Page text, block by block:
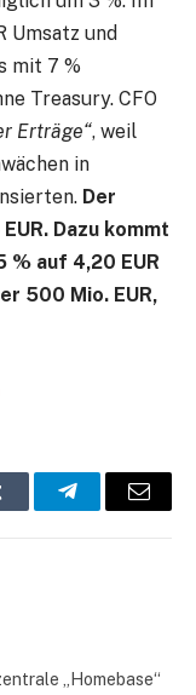
Umsatz und
mit 7 %
Treasury. CFO
Erträge“, weil
in
Der
Dazu kommt
% auf 4,20 EUR
500 Mio. EUR,
TelegramE-
„Homebase“